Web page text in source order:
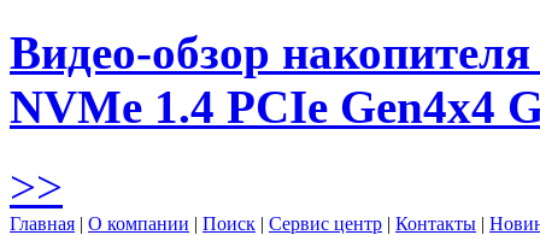
Видео-обзор
NVMe 1.4 PCIe Gen4х4
>>
Главная | О компании | Поиск | Сервис центр | Контакты |